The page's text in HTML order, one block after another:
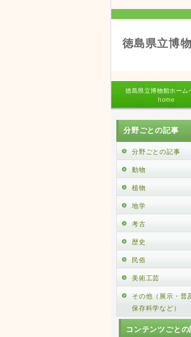
徳島県立博
徳島県立博物館ホーム
home
分野ごとの記事
分野ごとの記事
動物
植物
地学
考古
歴史
民俗
美術工芸
その他（展示・普
保存科学など）
コンテンツごとの